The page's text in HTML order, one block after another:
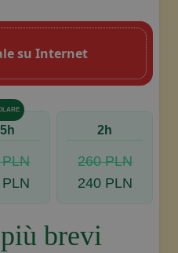
su Internet
2h
260 PLN
240 PLN
brevi